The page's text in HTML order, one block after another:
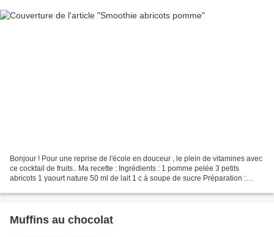
Bonjour ! Pour une reprise de l'école en douceur , le plein de vitamines avec
ce cocktail de fruits.. Ma recette : Ingrédients : 1 pomme pelée 3 petits
abricots 1 yaourt nature 50 ml de lait 1 c à soupe de sucre Préparation :
Muffins au chocolat